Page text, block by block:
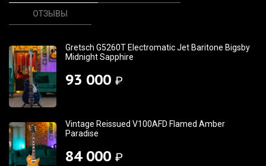
ОТЗЫВЫ
Gretsch G5260T Electromatic Jet Baritone Bigsby
Midnight Sapphire
93 000 ₽
Vintage Reissued V100AFD Flamed Amber
Paradise
84 000 ₽